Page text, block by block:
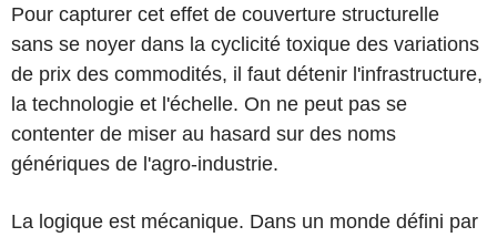
Pour capturer cet effet de couverture structurelle
sans se noyer dans la cyclicité toxique des variations
de prix des commodités, il faut détenir l'infrastructure,
la technologie et l'échelle. On ne peut pas se
contenter de miser au hasard sur des noms
génériques de l'agro-industrie.
La logique est mécanique. Dans un monde défini par